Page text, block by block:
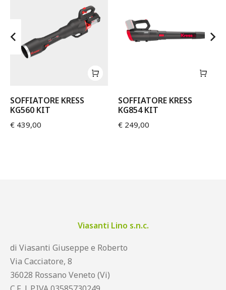
SOFFIATORE KRESS
KG560 KIT
€ 439,00
SOFFIATORE KRESS
KG854 KIT
€ 249,00
Viasanti Lino s.n.c.
di Viasanti Giuseppe e Roberto
Via Cacciatore, 8
36028 Rossano Veneto (Vi)